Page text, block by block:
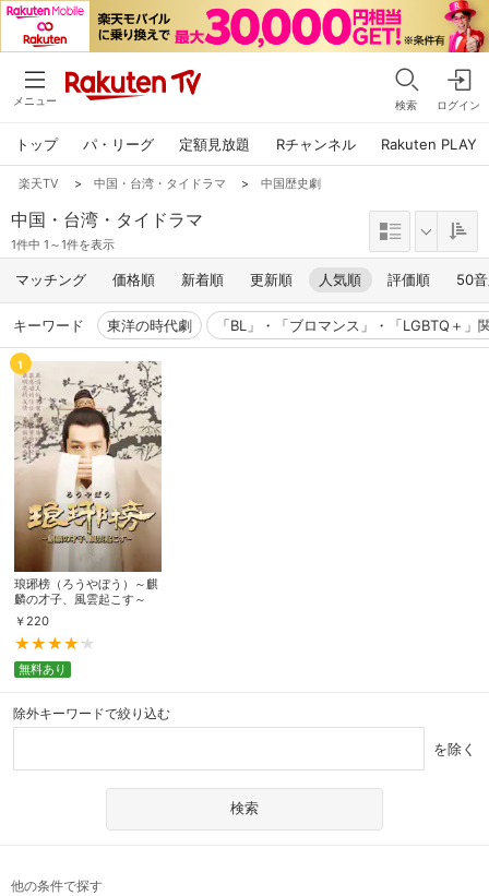
メニュー 検索 ログイン
トップ パ・リーグ 定額見放題 Rチャンネル Rakuten PLAY
楽天TV > 中国・台湾・タイドラマ > 中国歴史劇
中国・台湾・タイドラマ
1件中 1～1件を表示
マッチング 価格順 新着順 更新順 人気順 評価順 50
キーワード 東洋の時代劇 「BL」・「ブロマンス」・「LGBTQ＋」
1
琅琊榜（ろうやぼう）～麒
麟の才子、風雲起こす～
￥ 220
無料あり
除外キーワードで絞り込む
を除く
他の条件で探す